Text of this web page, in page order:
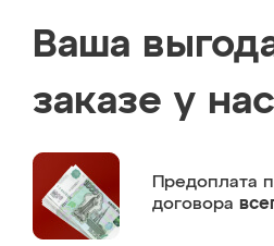
Ваша
заказе у нас
Предоплата
договора